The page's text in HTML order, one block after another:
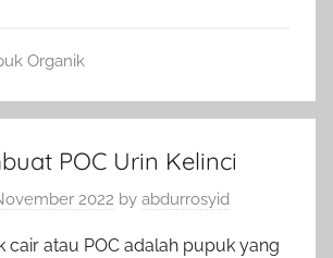
Organik
POC Urin Kelinci
2022 by abdurrosyid
cair atau POC adalah pupuk yang